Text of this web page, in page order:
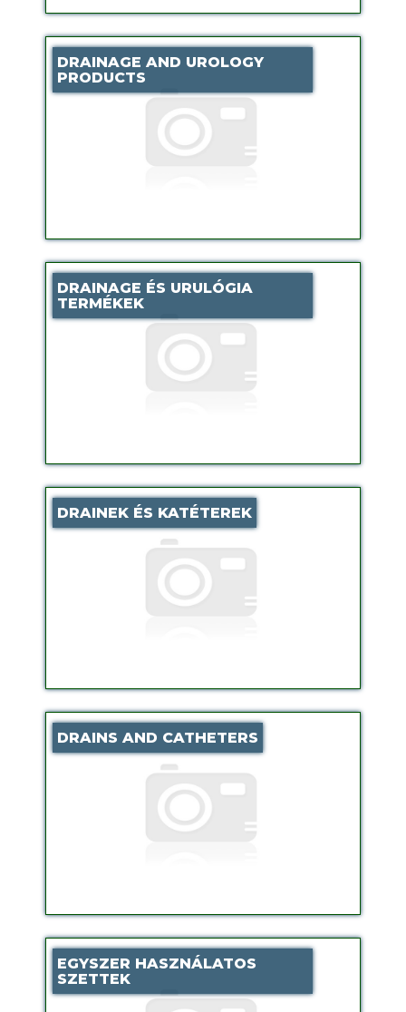
DRAINAGE AND UROLOGY
PRODUCTS
DRAINAGE ÉS URULÓGIA
TERMÉKEK
DRAINEK ÉS KATÉTEREK
DRAINS AND CATHETERS
EGYSZER HASZNÁLATOS
SZETTEK